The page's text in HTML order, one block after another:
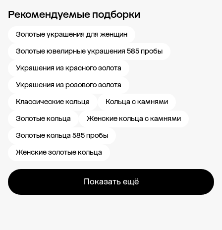
Рекомендуемые подборки
Золотые украшения для женщин
Золотые ювелирные украшения 585 пробы
Украшения из красного золота
Украшения из розового золота
Классические кольца
Кольца с камнями
Золотые кольца
Женские кольца с камнями
Золотые кольца 585 пробы
Женские золотые кольца
Показать ещё
Новости компании Журнал ЗОЛОТОЙ Блог